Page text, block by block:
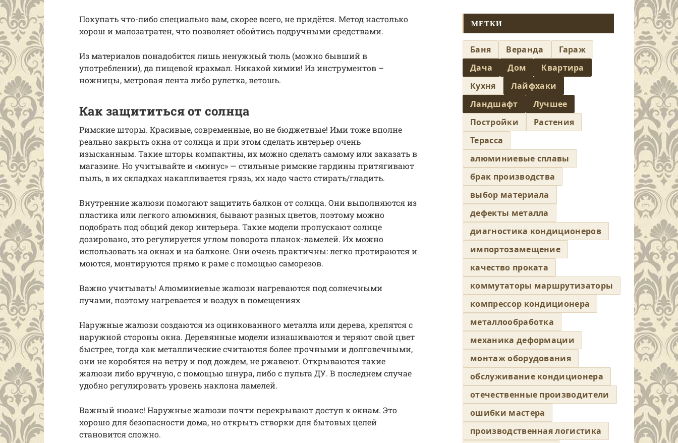
Покупать что-либо специально вам, скорее всего, не придётся. Метод настолько
хорош и малозатратен, что позволяет обойтись подручными средствами.
Из материалов понадобится лишь ненужный тюль (можно бывший в
употреблении), да пищевой крахмал. Никакой химии! Из инструментов –
ножницы, метровая лента либо рулетка, ветошь.
Как защититься от солнца
Римские шторы. Красивые, современные, но не бюджетные! Ими тоже вполне
реально закрыть окна от солнца и при этом сделать интерьер очень
изысканным. Такие шторы компактны, их можно сделать самому или заказать в
магазине. Но учитывайте и «минус» — стильные римские гардины притягивают
пыль, в их складках накапливается грязь, их надо часто стирать/гладить.
Внутренние жалюзи помогают защитить балкон от солнца. Они выполняются из
пластика или легкого алюминия, бывают разных цветов, поэтому можно
подобрать под общий декор интерьера. Такие модели пропускают солнце
дозировано, это регулируется углом поворота планок-ламелей. Их можно
использовать на окнах и на балконе. Они очень практичны: легко протираются и
моются, монтируются прямо к раме с помощью саморезов.
Важно учитывать! Алюминиевые жалюзи нагреваются под солнечными
лучами, поэтому нагревается и воздух в помещениях
Наружные жалюзи создаются из оцинкованного металла или дерева, крепятся с
наружной стороны окна. Деревянные модели изнашиваются и теряют свой цвет
быстрее, тогда как металлические считаются более прочными и долговечными,
они не коробятся на ветру и под дождем, не ржавеют. Открываются такие
жалюзи либо вручную, с помощью шнура, либо с пульта ДУ. В последнем случае
удобно регулировать уровень наклона ламелей.
Важный нюанс! Наружные жалюзи почти перекрывают доступ к окнам. Это
хорошо для безопасности дома, но открыть створки для бытовых целей
становится сложно.
МЕТКИ
Баня Веранда
Гараж
Дача
Дом
Квартира
Кухня
Лайфхаки
Ландшафт
Лучшее
Постройки
Растения
Терасса
алюминиевые сплавы
брак производства
выбор материала
дефекты металла
диагностика кондиционеров
импортозамещение
качество проката
коммутаторы маршрутизаторы
компрессор кондиционера
металлообработка
механика деформации
монтаж оборудования
обслуживание кондиционера
отечественные производители
ошибки мастера
производственная логистика